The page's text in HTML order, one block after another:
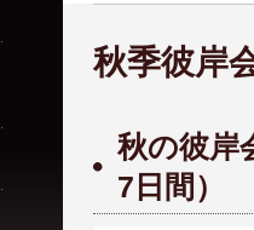
秋季彼岸
秋の彼岸
7日間）